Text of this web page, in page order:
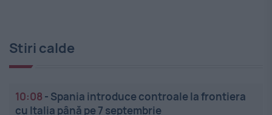
Stiri calde
10:08 - Spania introduce controale la frontiera
cu Italia până pe 7 septembrie